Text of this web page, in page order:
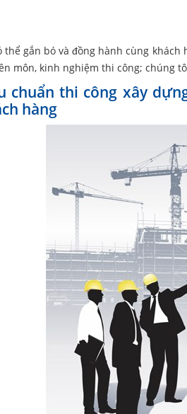
thể gắn bó và đồng hành cùng
môn, kinh nghiệm thi công; chúng
chuẩn thi công xây
hàng